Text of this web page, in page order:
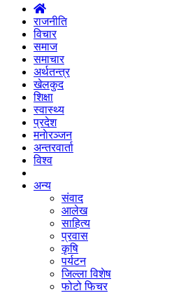
राजनीति
विचार
समाज
समाचार
अर्थतन्त्र
खेलकुद
शिक्षा
स्वास्थ्य
प्रदेश
मनाेरञ्जन
अन्तरवार्ता
विश्व
अन्य
संवाद
आलेख
साहित्य
प्रवास
कृषि
पर्यटन
जिल्ला विशेष
फोटो फिचर